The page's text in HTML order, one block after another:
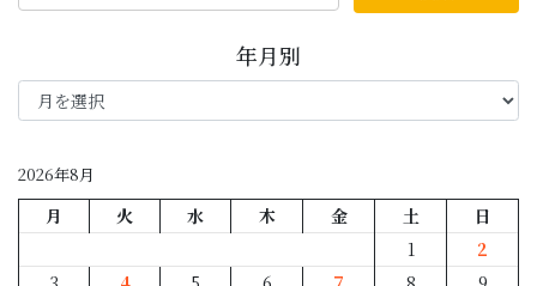
年月別
年
月
2026年8月
月 火 水 木 金 土
日
1
2